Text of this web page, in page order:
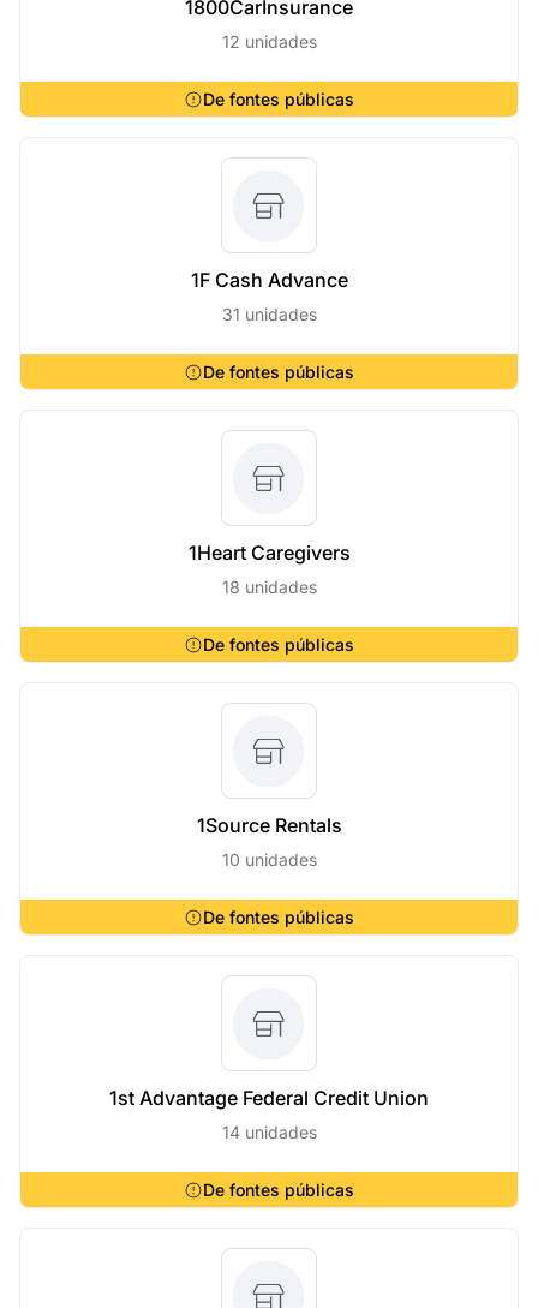
1800CarInsurance
12 unidades
De fontes públicas
1F Cash Advance
31 unidades
De fontes públicas
1Heart Caregivers
18 unidades
De fontes públicas
1Source Rentals
10 unidades
De fontes públicas
1st Advantage Federal Credit Union
14 unidades
De fontes públicas